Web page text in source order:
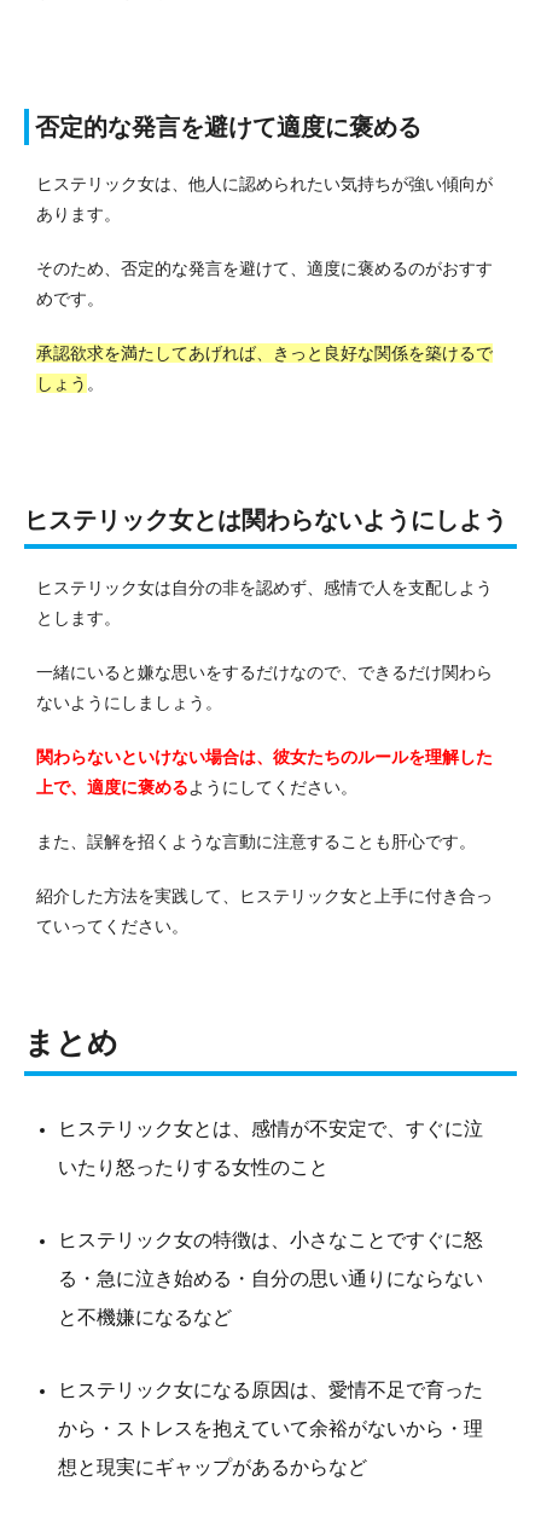
否定的な発言を避けて適度に褒める
ヒステリック女は、他人に認められたい気持ちが強い傾向が
あります。
そのため、否定的な発言を避けて、適度に褒めるのがおすす
めです。
承認欲求を満たしてあげれば、きっと良好な関係を築けるで
しょう 。
ヒステリック女とは関わらないようにしよう
ヒステリック女は自分の非を認めず、感情で人を支配しよう
とします。
一緒にいると嫌な思いをするだけなので、できるだけ関わら
ないようにしましょう。
関わらないといけない場合は、彼女たちのルールを理解した
上で、適度に褒めるようにしてください。
また、誤解を招くような言動に注意することも肝心です。
紹介した方法を実践して、ヒステリック女と上手に付き合っ
ていってください。
まとめ
ヒステリック女とは、感情が不安定で、すぐに泣
いたり怒ったりする女性のこと
ヒステリック女の特徴は、小さなことですぐに怒
る・急に泣き始める・自分の思い通りにならない
と不機嫌になるなど
ヒステリック女になる原因は、愛情不足で育った
から・ストレスを抱えていて余裕がないから・理
想と現実にギャップがあるからなど